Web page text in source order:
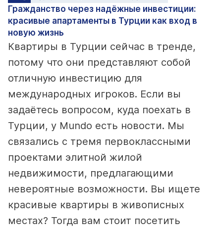
Гражданство через надёжные инвестиции:
красивые апартаменты в Турции как вход в
новую жизнь
Квартиры в Турции сейчас в тренде,
потому что они представляют собой
отличную инвестицию для
международных игроков. Если вы
задаётесь вопросом, куда поехать в
Турции, у Mundo есть новости. Мы
связались с тремя первоклассными
проектами элитной жилой
недвижимости, предлагающими
невероятные возможности. Вы ищете
красивые квартиры в живописных
местах? Тогда вам стоит посетить